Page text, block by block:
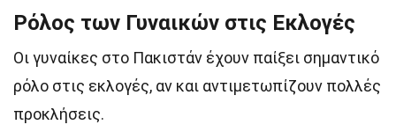
Ρόλος των Γυναικών στις Εκλογές
Οι γυναίκες στο Πακιστάν έχουν παίξει σημαντικό
ρόλο στις εκλογές, αν και αντιμετωπίζουν πολλές
προκλήσεις.